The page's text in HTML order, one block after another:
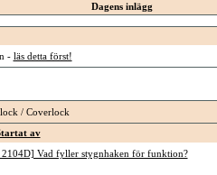
Dagens inlägg
- läs detta först!
/ Coverlock
av
Vad fyller stygnhaken för funktion?